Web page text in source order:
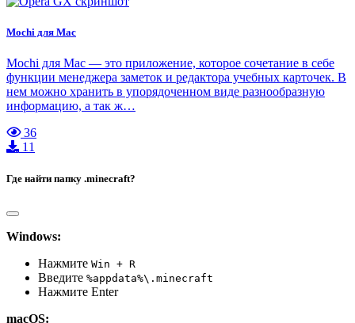
Mochi для Mac
Mochi для Mac — это приложение, которое сочетание в себе
функции менеджера заметок и редактора учебных карточек. В
нем можно хранить в упорядоченном виде разнообразную
информацию, а так ж…
36
11
Где найти папку .minecraft?
Windows:
Нажмите Win + R
Введите %appdata%\.minecraft
Нажмите Enter
macOS: